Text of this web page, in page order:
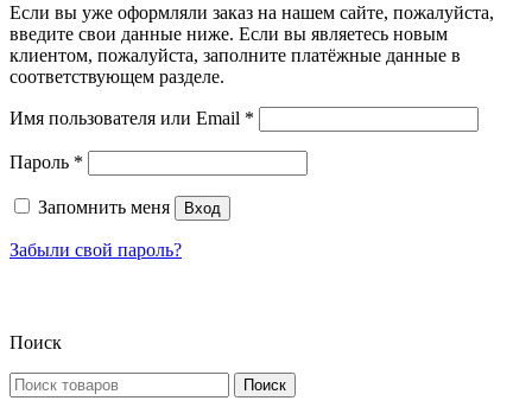
Если вы уже оформляли заказ на нашем сайте, пожалуйста,
введите свои данные ниже. Если вы являетесь новым
клиентом, пожалуйста, заполните платёжные данные в
соответствующем разделе.
Имя пользователя или Email *
Пароль *
Запомнить меня Вход
Забыли свой пароль?
Поиск
Искать:
Поиск